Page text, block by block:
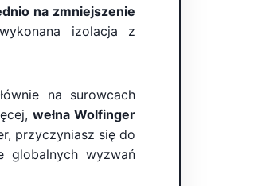
na zmniejszenie
izolacja z
na surowcach
wełna Wolfinger
przyczyniasz się do
globalnych wyzwań